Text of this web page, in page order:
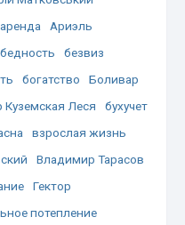
аренда
Ариэль
бедность
безвиз
богатство
Боливар
Куземская Леся
бухучет
взрослая жизнь
Владимир Тарасов
Гектор
потепление